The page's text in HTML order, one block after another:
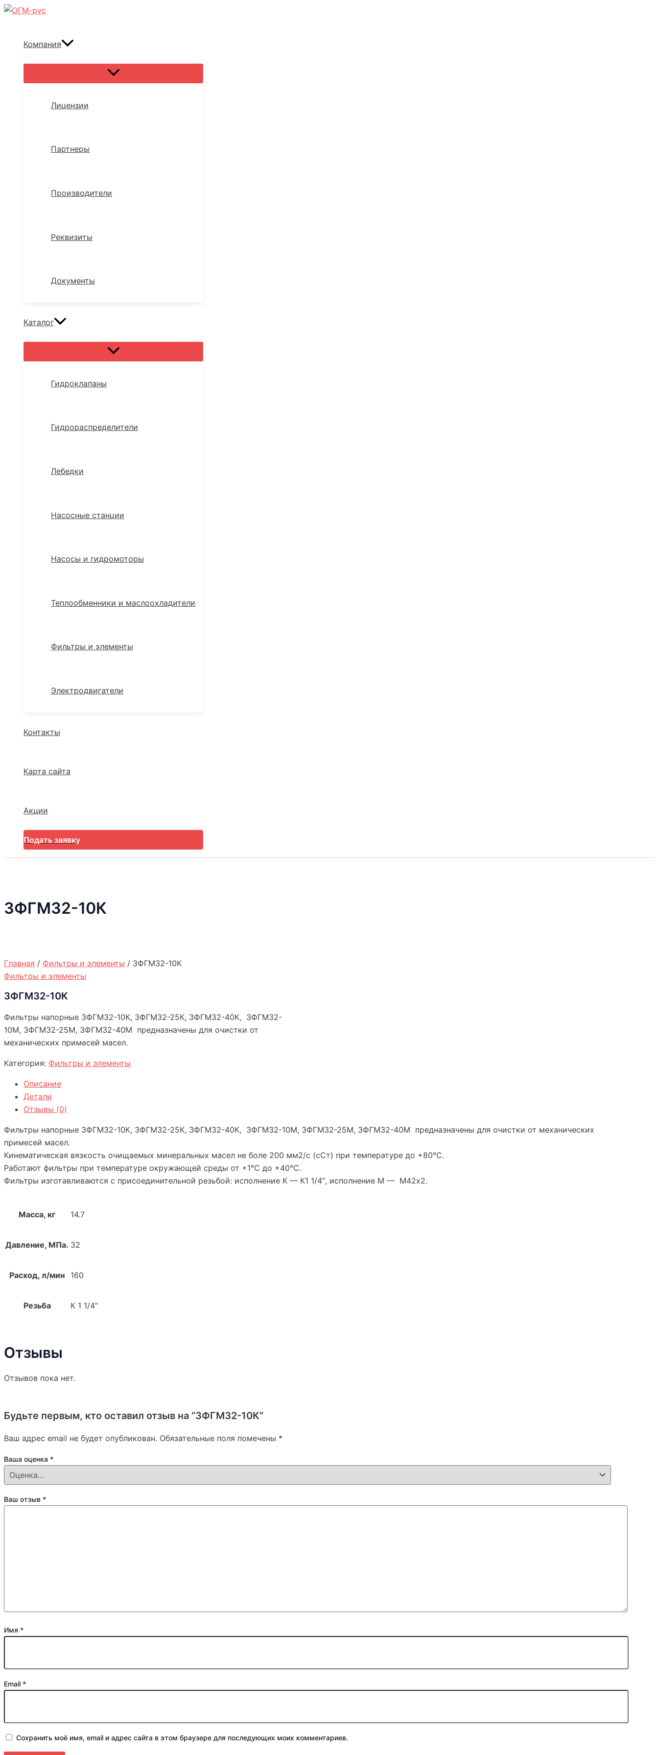
Перейти
Компания
Переключатель
Лицензии
Партнеры
Производители
Реквизиты
Документы
Каталог
Переключатель
Гидроклапаны
Гидрораспределители
Лебедки
Насосные станции
Насосы и гидромоторы
Теплообменники и маслоохладители
Фильтры и элементы
Электродвигатели
Контакты
Карта сайта
Акции
Подать заявку
3ФГМ32-10К
Главная / Фильтры и элементы / 3ФГМ32-10К
Фильтры и элементы
3ФГМ32-10К
Фильтры напорные 3ФГМ32-10К, 3ФГМ32-25К, 3ФГМ32-40К, 3ФГМ32-
10М, 3ФГМ32-25М, 3ФГМ32-40М предназначены для очистки от
механических примесей масел.
Категория: Фильтры и элементы
Описание
Детали
Отзывы (0)
Фильтры напорные 3ФГМ32-10К, 3ФГМ32-25К, 3ФГМ32-40К, 3ФГМ32-10М, 3ФГМ32-25М, 3ФГМ32-40М предназначены для очистки от механических
примесей масел.
Кинематическая вязкость очищаемых минеральных масел не боле 200 мм2/с (сСт) при температуре до +80°С.
Работают фильтры при температуре окружающей среды от +1°С до +40°С.
Фильтры изготавливаются с присоединительной резьбой: исполнение К — К1 1/4″, исполнение М — М42х2.
Масса, кг 14.7
Давление, МПа. 32
Расход, л/мин 160
Резьба К 1 1/4"
Отзывы
Отзывов пока нет.
Будьте первым, кто оставил отзыв на “3ФГМ32-10К”
Ваш адрес email не будет опубликован. Обязательные поля помечены *
Ваша оценка *
Ваш отзыв *
Имя *
Email *
Сохранить моё имя, email и адрес сайта в этом браузере для последующих моих комментариев.